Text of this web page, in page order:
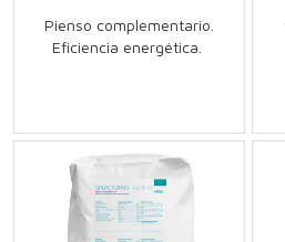
Pienso complementario.
Eficiencia energética.